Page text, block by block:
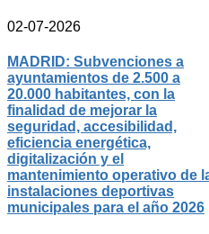
02-07-2026
MADRID: Subvenciones a
ayuntamientos de 2.500 a
20.000 habitantes, con la
finalidad de mejorar la
seguridad, accesibilidad,
eficiencia energética,
digitalización y el
mantenimiento operativo de
instalaciones deportivas
municipales para el año 2026